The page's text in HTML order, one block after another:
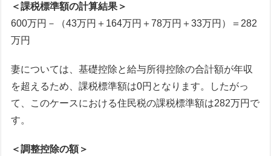
＜課税標準額の計算結果＞
600万円－（43万円＋164万円＋78万円＋33万円）＝282
万円
妻については、基礎控除と給与所得控除の合計額が年収
を超えるため、課税標準額は0円となります。したがっ
て、このケースにおける住民税の課税標準額は282万円で
す。
＜調整控除の額＞